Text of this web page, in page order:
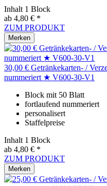
Inhalt 1 Block
ab 4,80 € *
ZUM PRODUKT
Merken
30,00 € Getränkekarten- /
nummeriert ★ V600-30-V1
Block mit 50 Blatt
fortlaufend nummeriert
personalisert
Staffelpreise
Inhalt 1 Block
ab 4,80 € *
ZUM PRODUKT
Merken